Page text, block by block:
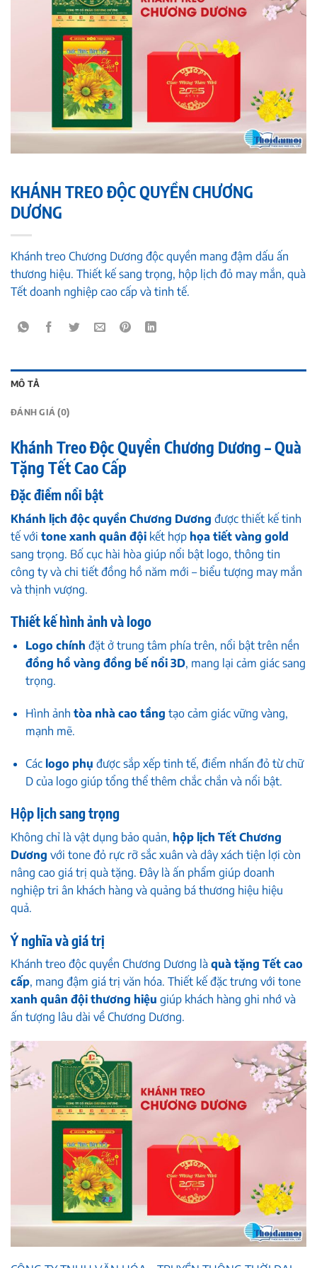
KHÁNH TREO ĐỘC QUYỀN CHƯƠNG
DƯƠNG
Khánh treo Chương Dương độc quyền mang đậm dấu ấn
thương hiệu. Thiết kế sang trọng, hộp lịch đỏ may mắn, quà
Tết doanh nghiệp cao cấp và tinh tế.
MÔ TẢ
ĐÁNH GIÁ (0)
Khánh Treo Độc Quyền Chương Dương – Quà
Tặng Tết Cao Cấp
Đặc điểm nổi bật
Khánh lịch độc quyền Chương Dương được thiết kế tinh
tế với tone xanh quân đội kết hợp họa tiết vàng gold
sang trọng. Bố cục hài hòa giúp nổi bật logo, thông tin
công ty và chi tiết đồng hồ năm mới – biểu tượng may mắn
và thịnh vượng.
Thiết kế hình ảnh và logo
Logo chính đặt ở trung tâm phía trên, nổi bật trên nền
đồng hồ vàng đồng bế nổi 3D, mang lại cảm giác sang
trọng.
Hình ảnh tòa nhà cao tầng tạo cảm giác vững vàng,
mạnh mẽ.
Các logo phụ được sắp xếp tinh tế, điểm nhấn đỏ từ chữ
D của logo giúp tổng thể thêm chắc chắn và nổi bật.
Hộp lịch sang trọng
Không chỉ là vật dụng bảo quản, hộp lịch Tết Chương
Dương với tone đỏ rực rỡ sắc xuân và dây xách tiện lợi còn
nâng cao giá trị quà tặng. Đây là ấn phẩm giúp doanh
nghiệp tri ân khách hàng và quảng bá thương hiệu hiệu
quả.
Ý nghĩa và giá trị
Khánh treo độc quyền Chương Dương là quà tặng Tết cao
cấp, mang đậm giá trị văn hóa. Thiết kế đặc trưng với tone
xanh quân đội thương hiệu giúp khách hàng ghi nhớ và
ấn tượng lâu dài về Chương Dương.